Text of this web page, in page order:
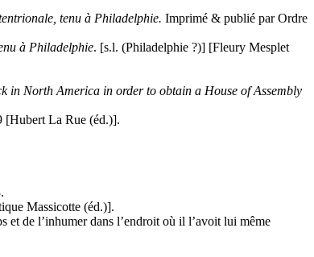
tenu à Philadelphie. Imprimé & publié par Ordre
à Philadelphie. [s.l. (Philadelphie ?)] [Fleury Mesplet
in North America in order to obtain a House of Assembly
[Hubert La Rue (éd.)].
Massicotte (éd.)].
de l’inhumer dans l’endroit où il l’avoit lui même